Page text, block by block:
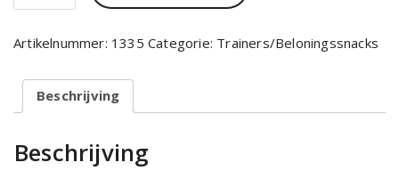
Kluifjes
1.000
aantal
Artikelnummer: 1335 Categorie: Trainers/Beloningssnacks
Beschrijving
Beschrijving